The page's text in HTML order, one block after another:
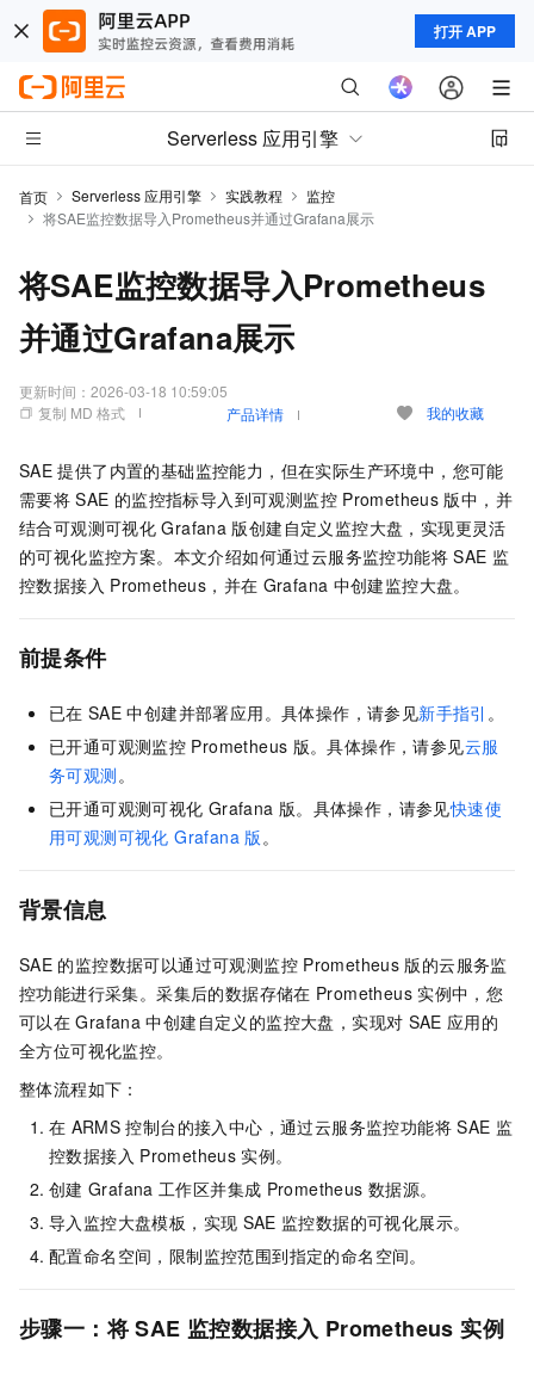
打开 APP
Serverless 应用引擎
首页 Serverless 应用引擎 实践教程
监控
将SAE监控数据导入Prometheus并通过Grafana展示
将SAE监控数据导入Prometheus
并通过Grafana展示
更新时间： 2026-03-18 10:59:05
复制 MD 格式
产品详情 我的收藏
SAE 提供了内置的基础监控能力，但在实际生产环境中，您可能
需要将 SAE 的监控指标导入到可观测监控 Prometheus 版中，并
结合可观测可视化 Grafana 版创建自定义监控大盘，实现更灵活
的可视化监控方案。本文介绍如何通过云服务监控功能将 SAE 监
控数据接入 Prometheus，并在 Grafana 中创建监控大盘。
前提条件
已在 SAE 中创建并部署应用。具体操作，请参见新手指引 。
已开通可观测监控 Prometheus 版。具体操作，请参见云服
务可观测。
已开通可观测可视化 Grafana 版。具体操作，请参见快速使
用可观测可视化 Grafana 版。
背景信息
SAE 的监控数据可以通过可观测监控 Prometheus 版的云服务监
控功能进行采集。采集后的数据存储在 Prometheus 实例中，您
可以在 Grafana 中创建自定义的监控大盘，实现对 SAE 应用的
全方位可视化监控。
整体流程如下：
在 ARMS 控制台的接入中心，通过云服务监控功能将 SAE 监
控数据接入 Prometheus 实例。
创建 Grafana 工作区并集成 Prometheus 数据源。
导入监控大盘模板，实现 SAE 监控数据的可视化展示。
配置命名空间，限制监控范围到指定的命名空间。
步骤一：将 SAE 监控数据接入 Prometheus 实例